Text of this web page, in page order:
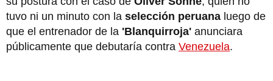
tuvo ni un minuto con la selección peruana luego de
que el entrenador de la 'Blanquirroja' anunciara
públicamente que debutaría contra Venezuela.